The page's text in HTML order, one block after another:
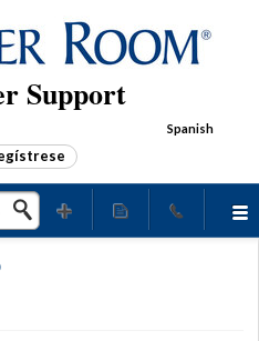
Support
Spanish